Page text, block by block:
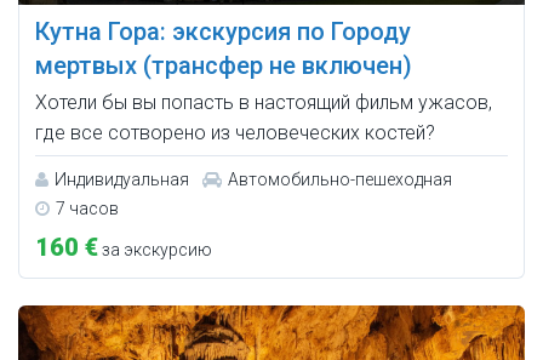
Кутна Гора: экскурсия по Городу
мертвых (трансфер не включен)
Хотели бы вы попасть в настоящий фильм ужасов,
где все сотворено из человеческих костей?
Индивидуальная
Автомобильно-пешеходная
7 часов
160 €за экскурсию